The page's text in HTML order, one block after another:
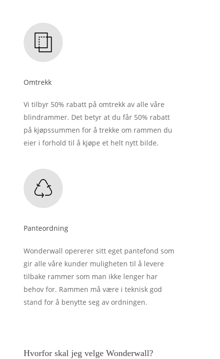
Omtrekk
Vi tilbyr 50% rabatt på omtrekk av alle våre
blindrammer. Det betyr at du får 50% rabatt
på kjøpssummen for å trekke om rammen du
eier i forhold til å kjøpe et helt nytt bilde.
Panteordning
Wonderwall opererer sitt eget pantefond som
gir alle våre kunder muligheten til å levere
tilbake rammer som man ikke lenger har
behov for. Rammen må være i teknisk god
stand for å benytte seg av ordningen.
Hvorfor skal jeg velge Wonderwall?